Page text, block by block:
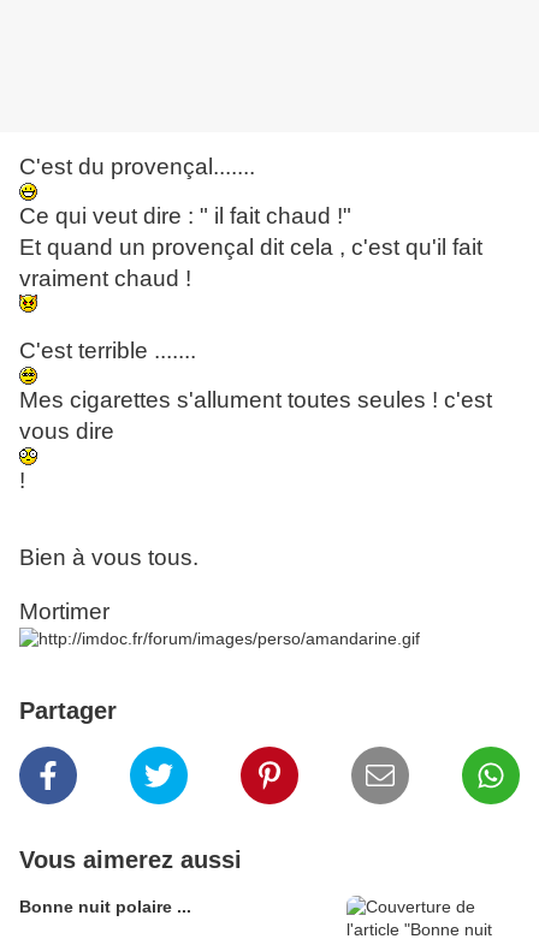
C'est du provençal.......
Ce qui veut dire : " il fait chaud !"
Et quand un provençal dit cela , c'est qu'il fait
vraiment chaud !
C'est terrible .......
Mes cigarettes s'allument toutes seules ! c'est
vous dire
!
Bien à vous tous.
Mortimer
Partager
Vous aimerez aussi
Bonne nuit polaire ...